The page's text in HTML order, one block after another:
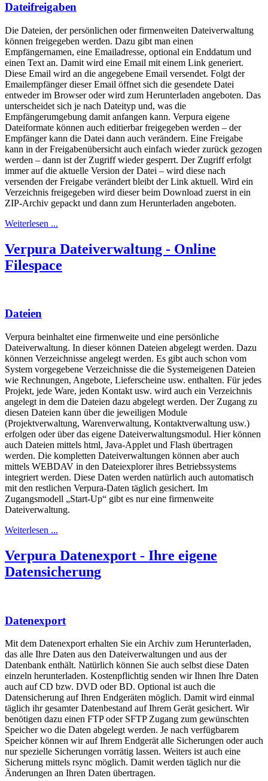
Dateifreigaben
Die Dateien, der persönlichen oder firmenweiten Dateiverwaltung
können freigegeben werden. Dazu gibt man einen
Empfängernamen, eine Emailadresse, optional ein Enddatum und
einen Text an. Damit wird eine Email mit einem Link generiert.
Diese Email wird an die angegebene Email versendet. Folgt der
Emailempfänger dieser Email öffnet sich die gesendete Datei
entweder im Browser oder wird zum Herunterladen angeboten. Das
unterscheidet sich je nach Dateityp und, was die
Empfängerumgebung damit anfangen kann. Verpura eigene
Dateiformate können auch editierbar freigegeben werden – der
Empfänger kann die Datei dann auch verändern. Eine Freigabe
kann in der Freigabenübersicht auch einfach wieder zurück gezogen
werden – dann ist der Zugriff wieder gesperrt. Der Zugriff erfolgt
immer auf die aktuelle Version der Datei – wird diese nach
versenden der Freigabe verändert bleibt der Link aktuell. Wird ein
Verzeichnis freigegeben wird dieser beim Download zuerst in ein
ZIP-Archiv gepackt und dann zum Herunterladen angeboten.
Weiterlesen ...
Verpura Dateiverwaltung - Online
Filespace
Dateien
Verpura beinhaltet eine firmenweite und eine persönliche
Dateiverwaltung. In dieser können Dateien abgelegt werden. Dazu
können Verzeichnisse angelegt werden. Es gibt auch schon vom
System vorgegebene Verzeichnisse die die Systemeigenen Dateien
wie Rechnungen, Angebote, Lieferscheine usw. enthalten. Für jedes
Projekt, jede Ware, jeden Kontakt usw. wird auch ein Verzeichnis
angelegt in dem die Dateien dazu abgelegt werden. Der Zugang zu
diesen Dateien kann über die jeweiligen Module
(Projektverwaltung, Warenverwaltung, Kontaktverwaltung usw.)
erfolgen oder über das eigene Dateiverwaltungsmodul. Hier können
auch Dateien mittels html, Java-Applet und Flash übertragen
werden. Die kompletten Dateiverwaltungen können aber auch
mittels WEBDAV in den Dateiexplorer ihres Betriebssystems
integriert werden. Diese Daten werden natürlich auch automatisch
mit den restlichen Verpura-Daten täglich gesichert. Im
Zugangsmodell „Start-Up“ gibt es nur eine firmenweite
Dateiverwaltung.
Weiterlesen ...
Verpura Datenexport - Ihre eigene
Datensicherung
Datenexport
Mit dem Datenexport erhalten Sie ein Archiv zum Herunterladen,
das alle Ihre Daten aus den Dateiverwaltungen und aus der
Datenbank enthält. Natürlich können Sie auch selbst diese Daten
einzeln herunterladen. Kostenpflichtig senden wir Ihnen Ihre Daten
auch auf CD bzw. DVD oder BD. Optional ist auch die
Datensicherung auf Ihren Endgeräten möglich. Damit wird einmal
täglich ihr gesamter Datenbestand auf Ihrem Gerät gesichert. Wir
benötigen dazu einen FTP oder SFTP Zugang zum gewünschten
Speicher wo die Daten abgelegt werden. Je nach verfügbarem
Speicher können wir auf Ihrem Endgerät alle Sicherungen oder auch
nur spezielle Sicherungen vorrätig lassen. Weiters ist auch eine
Sicherung mittels rsync möglich. Damit werden täglich nur die
Änderungen an Ihren Daten übertragen.